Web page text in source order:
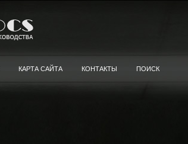
КАРТА САЙТА КОНТАКТЫ ПОИСК